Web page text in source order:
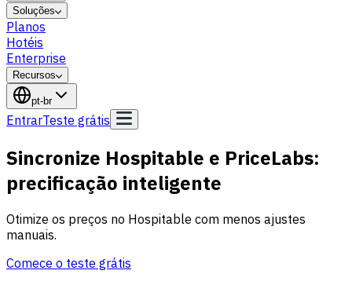
Soluções
Planos
Hotéis
Enterprise
Recursos
pt-br
EntrarTeste grátis
Sincronize Hospitable e PriceLabs:
precificação inteligente
Otimize os preços no Hospitable com menos ajustes
manuais.
Comece o teste grátis